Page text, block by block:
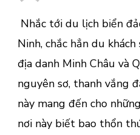
Nhắc tới du lịch biển
Ninh, chắc hẳn du
địa danh Minh Châu và
nguyên sơ, thanh vắng
này mang đến cho
nơi này biết bao thổn